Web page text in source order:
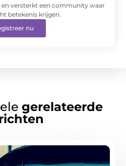
versterkt een community waar
betekenis krijgen.
nu
gerelateerde